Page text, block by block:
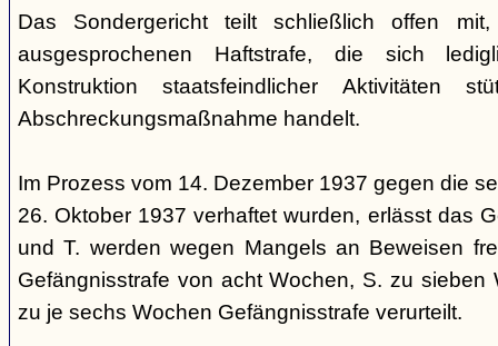
Das Sondergericht teilt schließlich offen
ausgesprochenen Haftstrafe, die sich
Konstruktion staatsfeindlicher Aktivitäten
Abschreckungsmaßnahme handelt.
Im Prozess vom 14. Dezember 1937 gegen die
26. Oktober 1937 verhaftet wurden, erlässt das
und T. werden wegen Mangels an Beweisen
Gefängnisstrafe von acht Wochen, S. zu sieben
zu je sechs Wochen Gefängnisstrafe verurteilt.